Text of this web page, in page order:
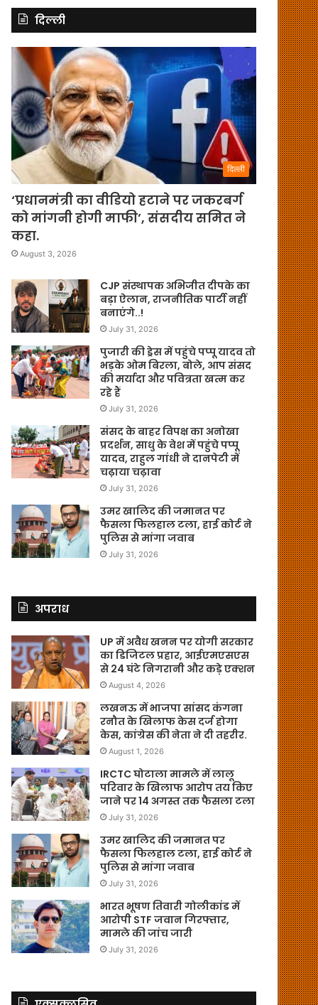
दिल्ली
दिल्ली
‘प्रधानमंत्री का वीडियो हटाने पर जकरबर्ग
को मांगनी होगी माफी’, संसदीय समित ने
कहा.
August 3, 2026
CJP संस्थापक अभिजीत दीपके का
बड़ा ऐलान, राजनीतिक पार्टी नहीं
बनाएंगे..!
July 31, 2026
पुजारी की ड्रेस में पहुंचे पप्पू यादव तो
भड़के ओम बिरला, बोले, आप संसद
की मर्यादा और पवित्रता खत्म कर
रहे हैं
July 31, 2026
संसद के बाहर विपक्ष का अनोखा
प्रदर्शन, साधु के वेश में पहुंचे पप्पू
यादव, राहुल गांधी ने दानपेटी में
चढ़ाया चढ़ावा
July 31, 2026
उमर खालिद की जमानत पर
फैसला फिलहाल टला, हाई कोर्ट ने
पुलिस से मांगा जवाब
July 31, 2026
अपराध
UP में अवैध खनन पर योगी सरकार
का डिजिटल प्रहार, आईएमएसएस
से 24 घंटे निगरानी और कड़े एक्शन
August 4, 2026
लखनऊ में भाजपा सांसद कंगना
रनौत के खिलाफ केस दर्ज होगा
केस, कांग्रेस की नेता ने दी तहरीर.
August 1, 2026
IRCTC घोटाला मामले में लालू
परिवार के खिलाफ आरोप तय किए
जाने पर 14 अगस्त तक फैसला टला
July 31, 2026
उमर खालिद की जमानत पर
फैसला फिलहाल टला, हाई कोर्ट ने
पुलिस से मांगा जवाब
July 31, 2026
भारत भूषण तिवारी गोलीकांड में
आरोपी STF जवान गिरफ्तार,
मामले की जांच जारी
July 31, 2026